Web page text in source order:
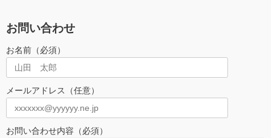
お問い合わせ
お名前（必須）
メールアドレス（任意）
お問い合わせ内容（必須）